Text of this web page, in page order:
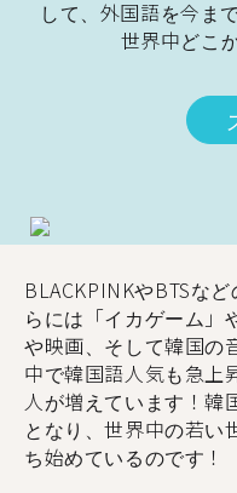
して、外国語を今ま
BLACKPINKやBTSな
らには「イカゲーム」
や映画、そして韓国の
中で韓国語人気も急上
人が増えています！韓
となり、世界中の若い
ち始めているのです！